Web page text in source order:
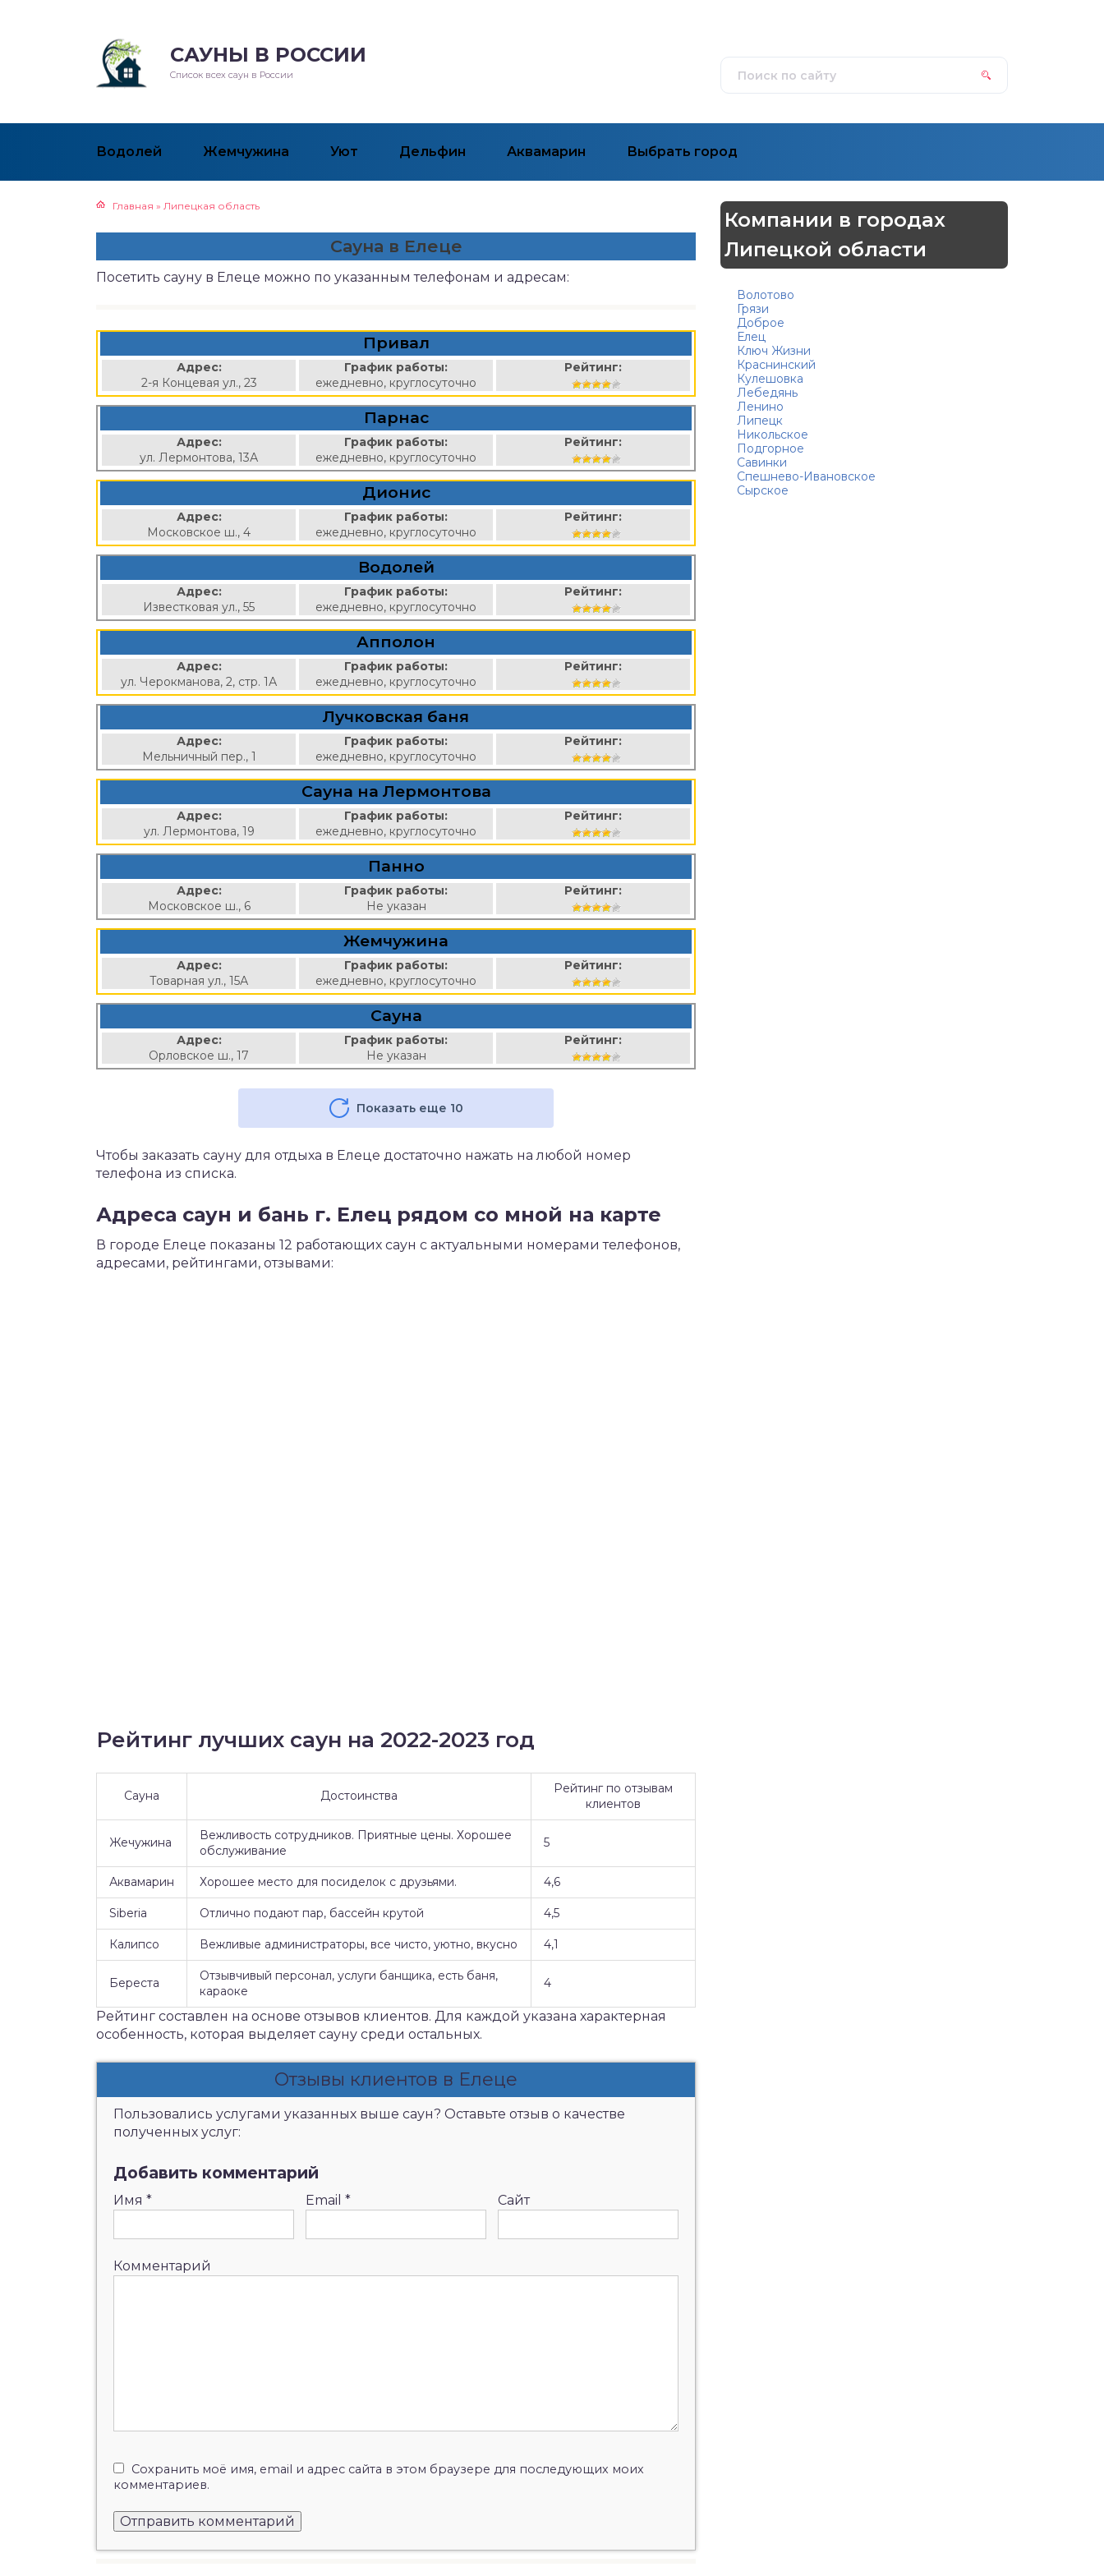
САУНЫ В РОССИИ
Список всех саун в России
Водолей Жемчужина Уют Дельфин Аквамарин Выбрать город
Главная » Липецкая область
Сауна в Елеце
Посетить сауну в Елеце можно по указанным телефонам и адресам:
Привал
Адрес:
2-я Концевая ул., 23
График работы:
ежедневно, круглосуточно
Рейтинг:
Парнас
Адрес:
ул. Лермонтова, 13А
График работы:
ежедневно, круглосуточно
Рейтинг:
Дионис
Адрес:
Московское ш., 4
График работы:
ежедневно, круглосуточно
Рейтинг:
Водолей
Адрес:
Известковая ул., 55
График работы:
ежедневно, круглосуточно
Рейтинг:
Апполон
Адрес:
ул. Черокманова, 2, стр. 1А
График работы:
ежедневно, круглосуточно
Рейтинг:
Лучковская баня
Адрес:
Мельничный пер., 1
График работы:
ежедневно, круглосуточно
Рейтинг:
Сауна на Лермонтова
Адрес:
ул. Лермонтова, 19
График работы:
ежедневно, круглосуточно
Рейтинг:
Панно
Адрес:
Московское ш., 6
График работы:
Не указан
Рейтинг:
Жемчужина
Адрес:
Товарная ул., 15А
График работы:
ежедневно, круглосуточно
Рейтинг:
Сауна
Адрес:
Орловское ш., 17
График работы:
Не указан
Рейтинг:
Показать еще 10
Чтобы заказать сауну для отдыха в Елеце достаточно нажать на любой номер
телефона из списка.
Адреса саун и бань г. Елец рядом со мной на карте
В городе Елеце показаны 12 работающих саун с актуальными номерами телефонов,
адресами, рейтингами, отзывами:
Рейтинг лучших саун на 2022-2023 год
Сауна Достоинства
Рейтинг по отзывам
клиентов
Жечужина
Вежливость сотрудников. Приятные цены. Хорошее
обслуживание
5
Аквамарин Хорошее место для посиделок с друзьями. 4,6
Siberia Отлично подают пар, бассейн крутой 4,5
Калипсо Вежливые администраторы, все чисто, уютно, вкусно 4,1
Береста
Отзывчивый персонал, услуги банщика, есть баня,
караоке
4
Рейтинг составлен на основе отзывов клиентов. Для каждой указана характерная
особенность, которая выделяет сауну среди остальных.
Отзывы клиентов в Елеце
Пользовались услугами указанных выше саун? Оставьте отзыв о качестве
полученных услуг:
Добавить комментарий
Имя * Email * Сайт
Комментарий
Сохранить моё имя, email и адрес сайта в этом браузере для последующих моих
комментариев.
Компании в городах
Липецкой области
Волотово
Грязи
Доброе
Елец
Ключ Жизни
Краснинский
Кулешовка
Лебедянь
Ленино
Липецк
Никольское
Подгорное
Савинки
Спешнево-Ивановское
Сырское